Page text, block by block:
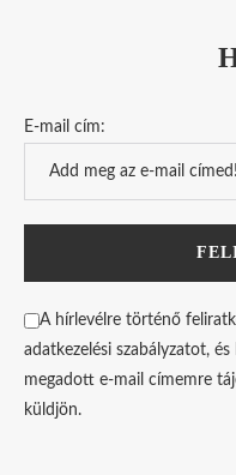
E-mail cím:
A hírlevélre történő
adatkezelési szabályzatot,
megadott e-mail címemre
küldjön.